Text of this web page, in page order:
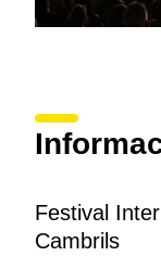
Festival
Cambrils